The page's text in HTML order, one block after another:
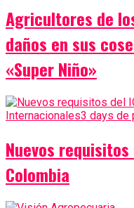
Agricultores de
daños en sus
«Super Niño»
Internacionales3 days de
Nuevos
Colombia